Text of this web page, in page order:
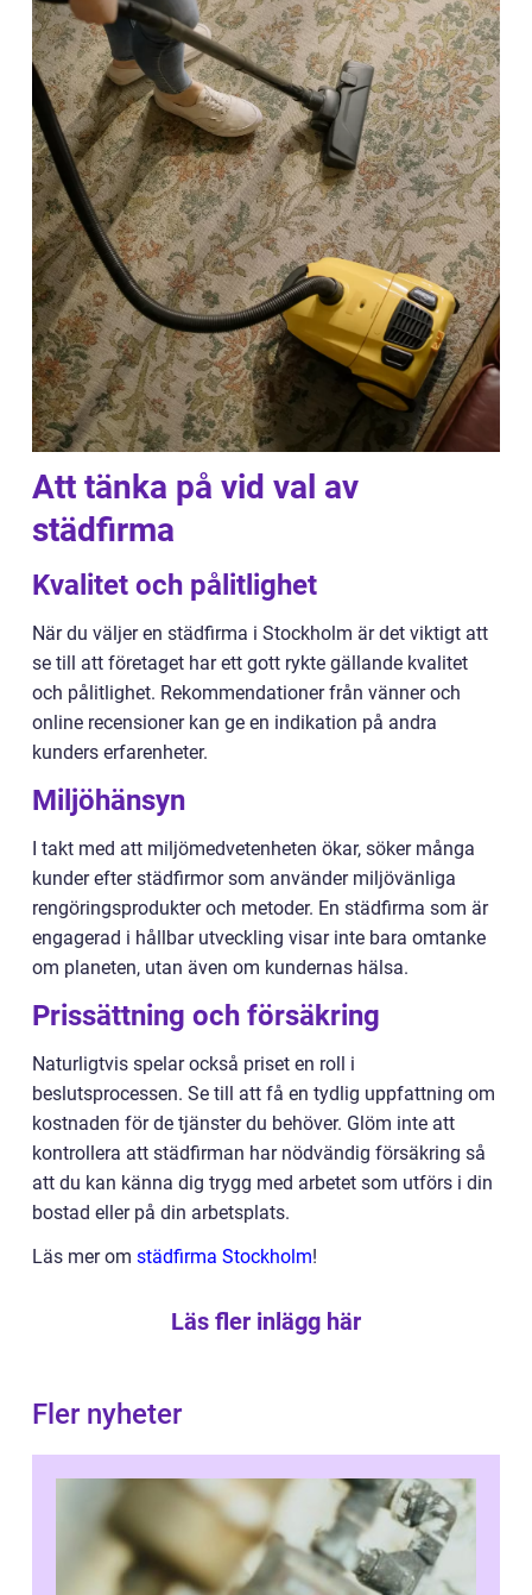
Att tänka på vid val av
städfirma
Kvalitet och pålitlighet
När du väljer en städfirma i Stockholm är det viktigt att
se till att företaget har ett gott rykte gällande kvalitet
och pålitlighet. Rekommendationer från vänner och
online recensioner kan ge en indikation på andra
kunders erfarenheter.
Miljöhänsyn
I takt med att miljömedvetenheten ökar, söker många
kunder efter städfirmor som använder miljövänliga
rengöringsprodukter och metoder. En städfirma som är
engagerad i hållbar utveckling visar inte bara omtanke
om planeten, utan även om kundernas hälsa.
Prissättning och försäkring
Naturligtvis spelar också priset en roll i
beslutsprocessen. Se till att få en tydlig uppfattning om
kostnaden för de tjänster du behöver. Glöm inte att
kontrollera att städfirman har nödvändig försäkring så
att du kan känna dig trygg med arbetet som utförs i din
bostad eller på din arbetsplats.
Läs mer om städfirma Stockholm!
Läs fler inlägg här
Fler nyheter